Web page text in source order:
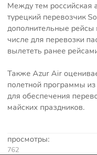
Между тем российская
турецкий перевозчик
дополнительные
числе для перевозки
вылететь ранее
Также Azur Air
полетной программы
для обеспечения
майских праздников.
просмотры:
762